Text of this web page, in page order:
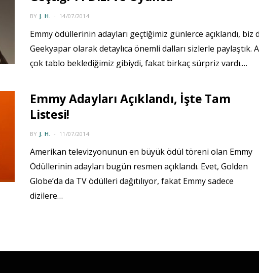
BY J. H. 14/07/2014
Emmy ödüllerinin adayları geçtiğimiz günlerce açıklandı, biz
Geekyapar olarak detaylıca önemli dalları sizlerle paylaştık.
çok tablo beklediğimiz gibiydi, fakat birkaç sürpriz vardı.…
Emmy Adayları Açıklandı, İşte Tam
Listesi!
BY J. H. 11/07/2014
Amerikan televizyonunun en büyük ödül töreni olan Emmy
Ödüllerinin adayları bugün resmen açıklandı. Evet, Golden
Globe’da da TV ödülleri dağıtılıyor, fakat Emmy sadece
dizilere…